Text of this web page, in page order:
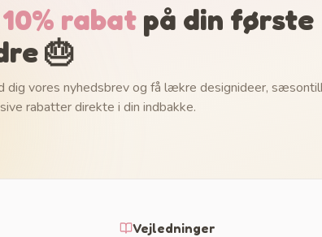
10% rabat på din første
🎂
dig vores nyhedsbrev og få lækre designideer,
rabatter direkte i din indbakke.
Vejledninger